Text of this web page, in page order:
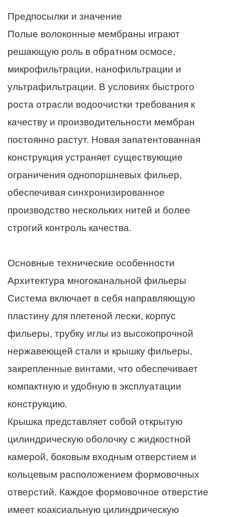
Предпосылки и значение
Полые волоконные мембраны играют
решающую роль в обратном осмосе,
микрофильтрации, нанофильтрации и
ультрафильтрации. В условиях быстрого
роста отрасли водоочистки требования к
качеству и производительности мембран
постоянно растут. Новая запатентованная
конструкция устраняет существующие
ограничения однопоршневых фильер,
обеспечивая синхронизированное
производство нескольких нитей и более
строгий контроль качества.
Основные технические особенности
Архитектура многоканальной фильеры
Система включает в себя направляющую
пластину для плетеной лески, корпус
фильеры, трубку иглы из высокопрочной
нержавеющей стали и крышку фильеры,
закрепленные винтами, что обеспечивает
компактную и удобную в эксплуатации
конструкцию.
Крышка представляет собой открытую
цилиндрическую оболочку с жидкостной
камерой, боковым входным отверстием и
кольцевым расположением формовочных
отверстий. Каждое формовочное отверстие
имеет коаксиальную цилиндрическую